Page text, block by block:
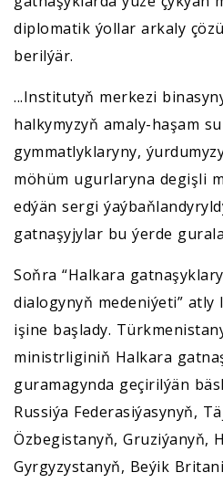
diplomatik ýollar arkaly
berilýär.
...Institutyň merkezi
halkymyzyň amaly-haşam
gymmatlyklaryny,
möhüm ugurlaryna degişli
edýän sergi
gatnaşyjylar bu ýerde
Soňra “Halkara
dialogynyň medeniýeti”
işine başlady.
ministrliginiň Halkara
guramagynda geçirilýän
Russiýa Federasiýasynyň,
Özbegistanyň, Gruziýanyň,
Gyrgyzystanyň, Beýik